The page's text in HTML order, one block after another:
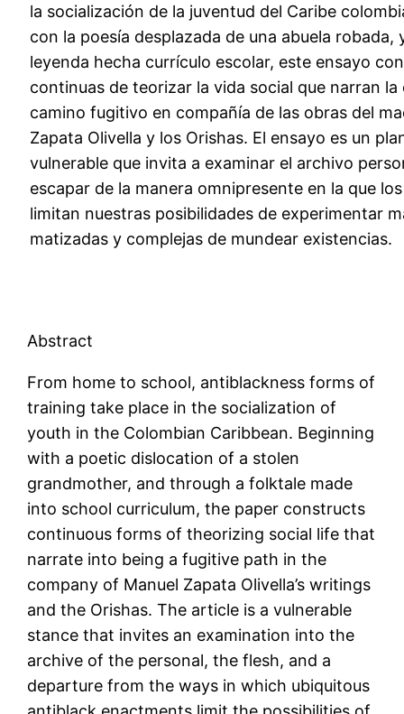
la socialización de la juventud del Caribe
con la poesía desplazada de una abuela robada,
leyenda hecha currículo escolar, este ensayo
continuas de teorizar la vida social que narran la
camino fugitivo en compañía de las obras del
Zapata Olivella y los Orishas. El ensayo es un
vulnerable que invita a examinar el archivo
escapar de la manera omnipresente en la que
limitan nuestras posibilidades de experimentar
matizadas y complejas de mundear existencias.
Abstract
From home to school, antiblackness forms of
training take place in the socialization of
youth in the Colombian Caribbean. Beginning
with a poetic dislocation of a stolen
grandmother, and through a folktale made
into school curriculum, the paper constructs
continuous forms of theorizing social life that
narrate into being a fugitive path in the
company of Manuel Zapata Olivella’s writings
and the Orishas. The article is a vulnerable
stance that invites an examination into the
archive of the personal, the flesh, and a
departure from the ways in which ubiquitous